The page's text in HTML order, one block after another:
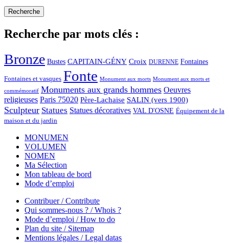
Recherche par mots clés :
Bronze Bustes CAPITAIN-GÉNY Croix DURENNE Fontaines
Fontaines et vasques Fonte Monument aux morts Monument aux morts et
commémoratif Monuments aux grands hommes Oeuvres
religieuses Paris 75020 Père-Lachaise SALIN (vers 1900)
Sculpteur Statues Statues décoratives VAL D'OSNE Équipement de la
maison et du jardin
MONUMEN
VOLUMEN
NOMEN
Ma Sélection
Mon tableau de bord
Mode d’emploi
Contribuer / Contribute
Qui sommes-nous ? / Whois ?
Mode d’emploi / How to do
Plan du site / Sitemap
Mentions légales / Legal datas